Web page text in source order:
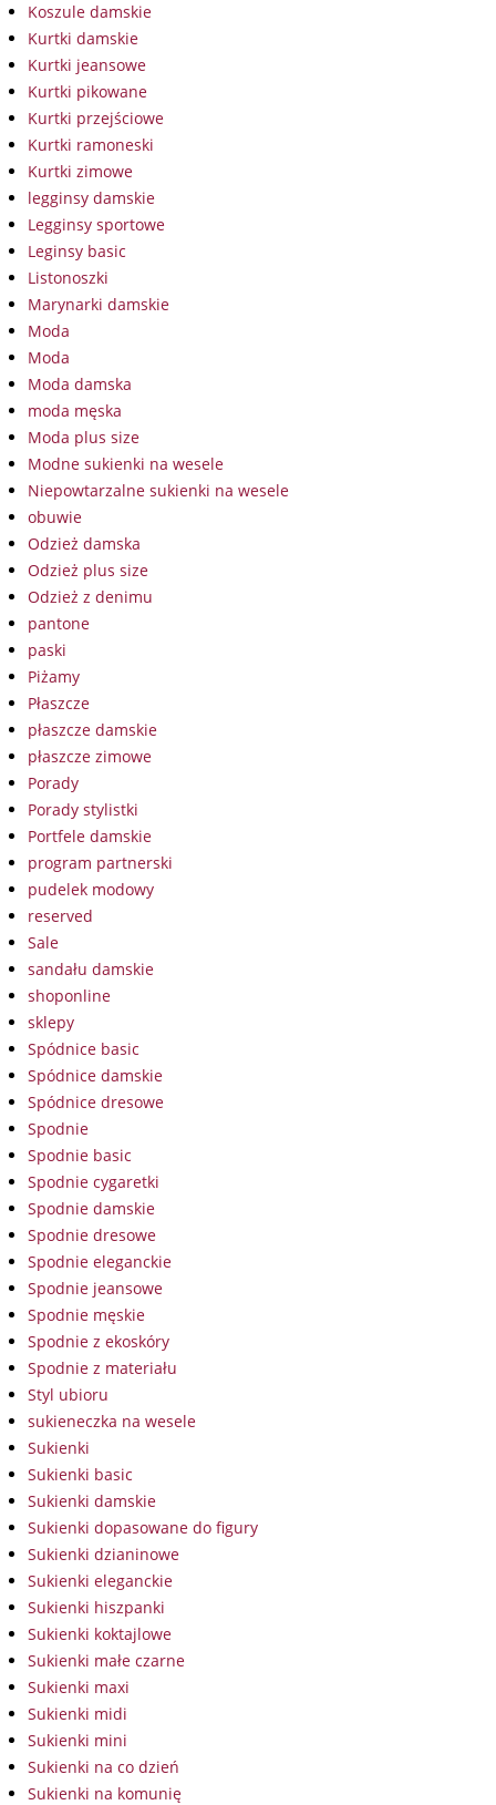
Koszule damskie
Kurtki damskie
Kurtki jeansowe
Kurtki pikowane
Kurtki przejściowe
Kurtki ramoneski
Kurtki zimowe
legginsy damskie
Legginsy sportowe
Leginsy basic
Listonoszki
Marynarki damskie
Moda
Moda
Moda damska
moda męska
Moda plus size
Modne sukienki na wesele
Niepowtarzalne sukienki na wesele
obuwie
Odzież damska
Odzież plus size
Odzież z denimu
pantone
paski
Piżamy
Płaszcze
płaszcze damskie
płaszcze zimowe
Porady
Porady stylistki
Portfele damskie
program partnerski
pudelek modowy
reserved
Sale
sandału damskie
shoponline
sklepy
Spódnice basic
Spódnice damskie
Spódnice dresowe
Spodnie
Spodnie basic
Spodnie cygaretki
Spodnie damskie
Spodnie dresowe
Spodnie eleganckie
Spodnie jeansowe
Spodnie męskie
Spodnie z ekoskóry
Spodnie z materiału
Styl ubioru
sukieneczka na wesele
Sukienki
Sukienki basic
Sukienki damskie
Sukienki dopasowane do figury
Sukienki dzianinowe
Sukienki eleganckie
Sukienki hiszpanki
Sukienki koktajlowe
Sukienki małe czarne
Sukienki maxi
Sukienki midi
Sukienki mini
Sukienki na co dzień
Sukienki na komunię